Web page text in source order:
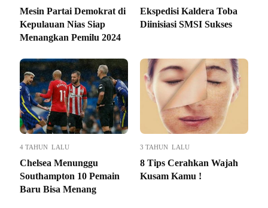
Mesin Partai Demokrat di
Kepulauan Nias Siap
Menangkan Pemilu 2024
Ekspedisi Kaldera Toba
Diinisiasi SMSI Sukses
4 TAHUN LALU
Chelsea Menunggu
Southampton 10 Pemain
Baru Bisa Menang
3 TAHUN LALU
8 Tips Cerahkan Wajah
Kusam Kamu !